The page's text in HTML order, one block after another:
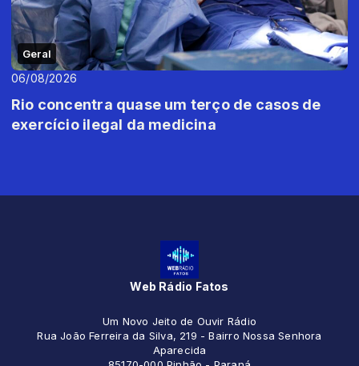
Geral
06/08/2026
Rio concentra quase um terço de casos de
exercício ilegal da medicina
Web Rádio Fatos
Um Novo Jeito de Ouvir Rádio
Rua João Ferreira da Silva, 219 - Bairro Nossa Senhora
Aparecida